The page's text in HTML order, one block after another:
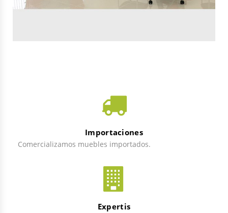
Importaciones
Comercializamos muebles importados.
Expertis